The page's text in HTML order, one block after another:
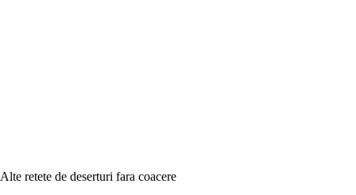
Alte retete de deserturi fara coacere